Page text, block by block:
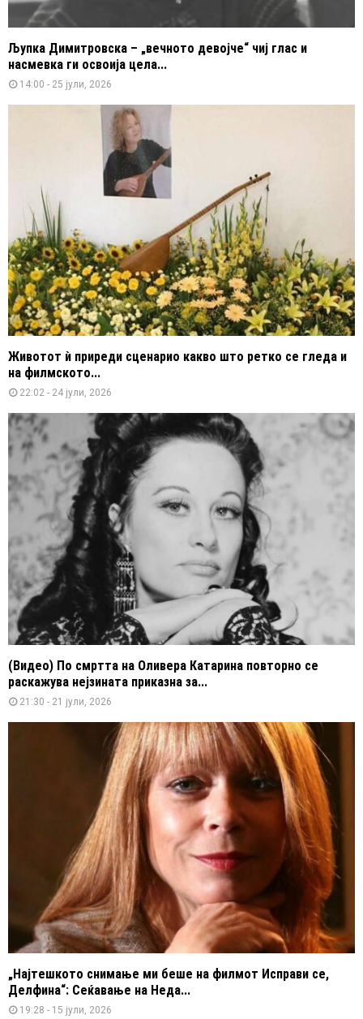
Љупка Димитровска – „вечното девојче“ чиј глас и
насмевка ги освоија цела...
14:00 - 25 јули, 2026
Животот ѝ приреди сценарио какво што ретко се гледа и
на филмското...
22:02 - 24 јули, 2026
(Видео) По смртта на Оливера Катарина повторно се
раскажува нејзината приказна за...
21:30 - 21 јули, 2026
„Најтешкото снимање ми беше на филмот Исправи се,
Делфина“: Сеќавање на Неда...
19:28 - 15 јули, 2026